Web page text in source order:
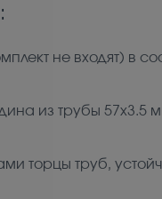
не входят) в
из трубы 57x3.5
торцы труб,